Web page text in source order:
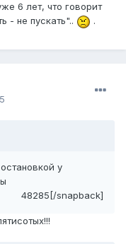
6 лет, что говорит
- не пускать"..
.
у
48285[/snapback]